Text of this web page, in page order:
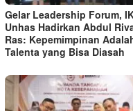
Gelar Leadership Forum,
Unhas Hadirkan Abdul
Ras: Kepemimpinan
Talenta yang Bisa Diasah